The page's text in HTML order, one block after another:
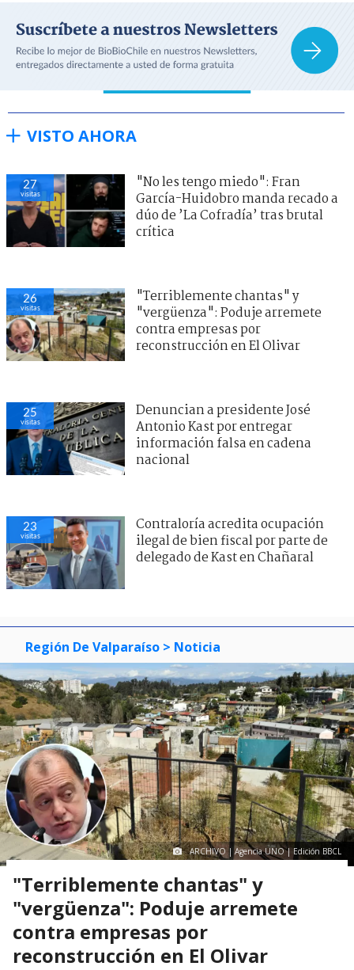
VISTO AHORA
27
visitas
"No les tengo miedo": Fran
García-Huidobro manda recado a
dúo de ’La Cofradía’ tras brutal
crítica
26
visitas
"Terriblemente chantas" y
"vergüenza": Poduje arremete
contra empresas por
reconstrucción en El Olivar
25
visitas
Denuncian a presidente José
Antonio Kast por entregar
información falsa en cadena
nacional
23
visitas
Contraloría acredita ocupación
ilegal de bien fiscal por parte de
delegado de Kast en Chañaral
Región De Valparaíso > Noticia
ARCHIVO | Agencia UNO | Edición BBCL
"Terriblemente chantas" y
"vergüenza": Poduje arremete
contra empresas por
reconstrucción en El Olivar